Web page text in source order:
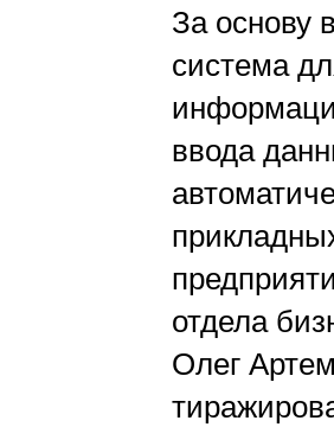
За основу
система
ввода
отдела
Олег